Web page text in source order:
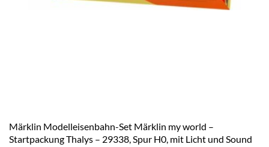
Märklin Modelleisenbahn-Set Märklin my world –
Startpackung Thalys – 29338, Spur H0, mit Licht und Sound